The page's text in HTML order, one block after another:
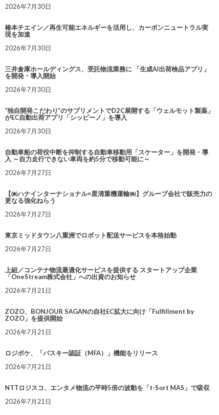
2026年7月30日
椿本チエイン／再生可能エネルギーを活用し、カーボンニュートラル実
現を加速
2026年7月30日
三井倉庫ホールディングス、受託物流業務に 「生成AI出荷検品アプリ」
を開発・導入開始
2026年7月30日
“独自開発こだわり”のサプリメントでD2C展開する「ウェルモット製薬」
がEC自動出荷アプリ「シッピーノ」を導入
2026年7月30日
自動車船の荷役中断を抑制する自動車移動用「スケーター」を開発・導
入 ～自力走行できない車両を約5分で移動可能に～
2026年7月27日
【㈱ハナインターナショナル×星清重機運輸㈱】グループ会社で販売力の
更なる強化ねらう
2026年7月27日
東京ミッドタウン八重洲でロボット配送サービスを本格始動
2026年7月27日
上組／コンテナ物流最適化サービスを提供する スタートアップ企業
「OneStream株式会社」への出資のお知らせ
2026年7月21日
ZOZO、BONJOUR SAGANの自社EC拡大に向け「Fulfillment by
ZOZO」を提供開始
2026年7月21日
ロジポケ、「パスキー認証（MFA）」機能をリリース
2026年7月21日
NTTロジスコ、エンタメ物流の平時5倍の波動を「t-Sort MAS」で吸収
2026年7月21日